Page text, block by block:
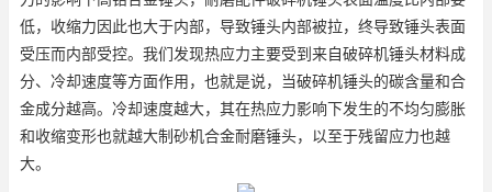
低，收缩力因此也大于内部，导致锤头内部被拉，终导致锤头表面
受压而内部受控。我们发现热应力主要受到来自破碎机锤头材料成
分、冷却速度等方面作用，也就是说，当破碎机锤头的碳含量和合
金成分越高。冷却速度越大，其在热应力影响下发生的不均匀膨胀
和收缩变形也就越大制砂机合金耐磨锤头，以至于残留应力也越
大。